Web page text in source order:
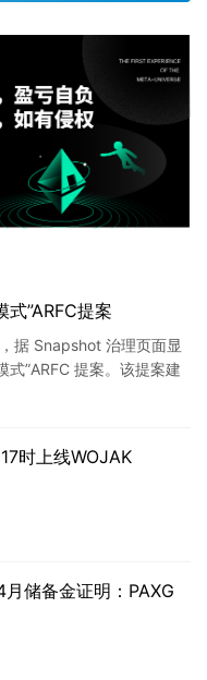
”ARFC提案
据 Snapshot 治理页面显
式”ARFC 提案。该提案建
时上线WOJAK
储备金证明：PAXG